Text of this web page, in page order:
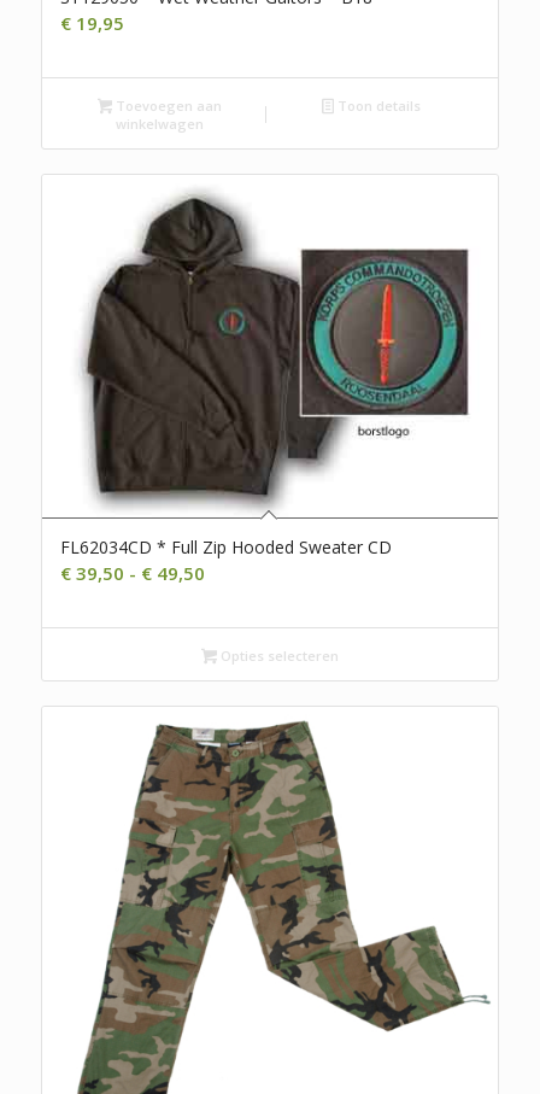
€19,95
Toevoegen aan
winkelwagen
Toon details
FL62034CD * Full Zip Hooded Sweater CD
€39,50 - €49,50Prijsklasse:
tot
€ 49,50
Opties selecteren